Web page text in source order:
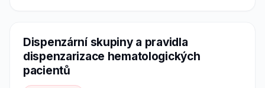
Dispenzární skupiny a pravidla
dispenzarizace hematologických
pacientů